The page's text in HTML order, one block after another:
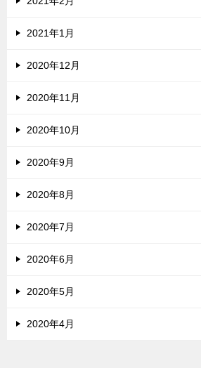
2021年1月
2020年12月
2020年11月
2020年10月
2020年9月
2020年8月
2020年7月
2020年6月
2020年5月
2020年4月